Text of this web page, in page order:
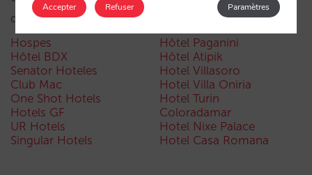
d’hôtels indépendants.
Hospes
Hôtel Paganini
Hôtel BDX
Hôtel Atipik
Senator Hoteles
Hotel Villasoro
Club Mac
Hotel Villa Oniria
One Shot Hotels
Hotel Turin
Hotels GF
Coloradamar
UR Hotels
Hotel Nixe Palace
Singular Hotels
Hotel Casa Romana
Accepter Paramètres
Refuser